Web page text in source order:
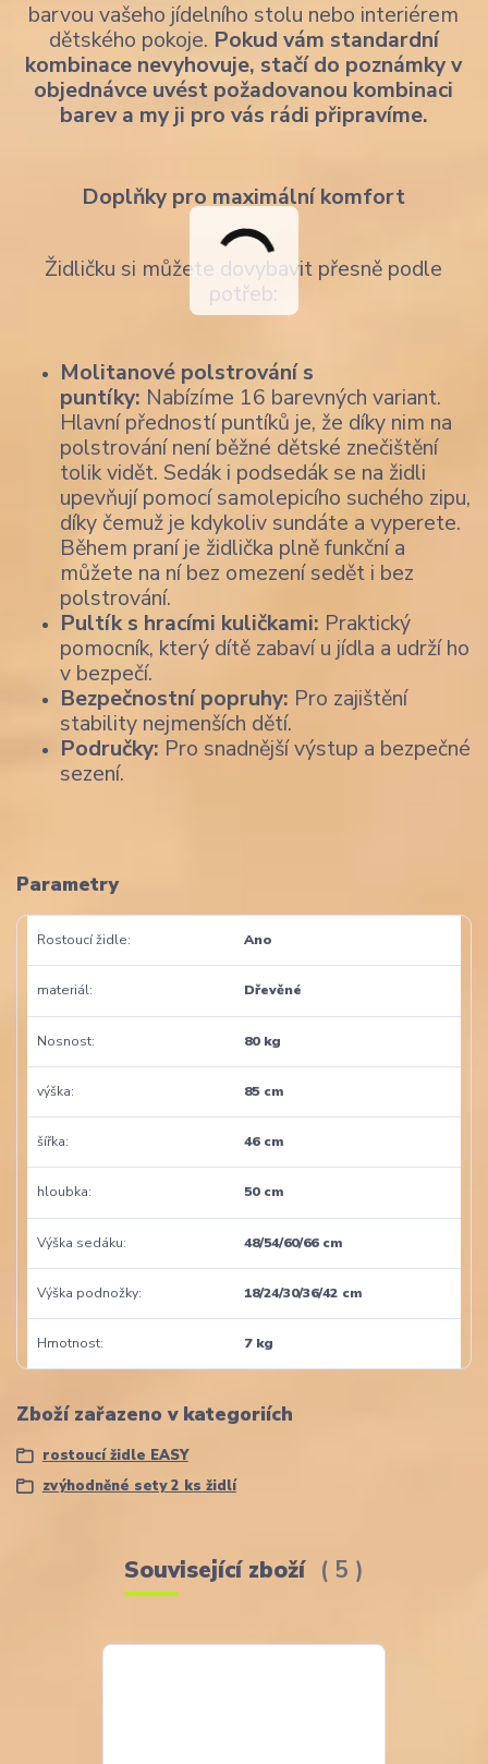
barvou vašeho jídelního stolu nebo interiérem
dětského pokoje. Pokud vám standardní
kombinace nevyhovuje, stačí do poznámky v
objednávce uvést požadovanou kombinaci
barev a my ji pro vás rádi připravíme.
Doplňky pro maximální komfort
Židličku si můžete dovybavit přesně podle
potřeb:
Molitanové polstrování s
puntíky: Nabízíme 16 barevných variant.
Hlavní předností puntíků je, že díky nim na
polstrování není běžné dětské znečištění
tolik vidět. Sedák i podsedák se na židli
upevňují pomocí samolepicího suchého zipu,
díky čemuž je kdykoliv sundáte a vyperete.
Během praní je židlička plně funkční a
můžete na ní bez omezení sedět i bez
polstrování.
Pultík s hracími kuličkami: Praktický
pomocník, který dítě zabaví u jídla a udrží ho
v bezpečí.
Bezpečnostní popruhy: Pro zajištění
stability nejmenších dětí.
Područky: Pro snadnější výstup a bezpečné
sezení.
Parametry
Rostoucí židle Ano
materiál Dřevěné
Nosnost 80 kg
výška 85 cm
šířka 46 cm
hloubka 50 cm
Výška sedáku 48/54/60/66 cm
Výška podnožky 18/24/30/36/42 cm
Hmotnost 7 kg
Zboží zařazeno v kategoriích
rostoucí židle EASY
zvýhodněné sety 2 ks židlí
Související zboží 5